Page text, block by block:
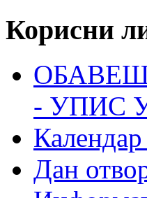
Корисни
- УПИС
Дан